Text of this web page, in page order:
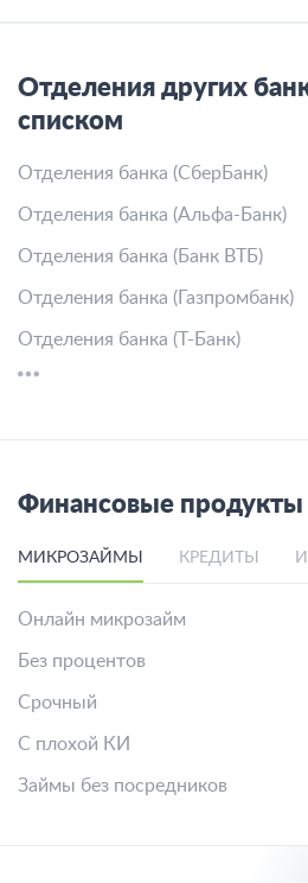
Отделения других
списком
Отделения банка (СберБанк)
Отделения банка (Альфа-Банк)
Отделения банка (Банк ВТБ)
Отделения банка (Газпромбанк)
Отделения банка (Т-Банк)
Финансовые продукты
МИКРОЗАЙМЫ КРЕДИТЫ
Онлайн микрозайм
Без процентов
Срочный
С плохой КИ
Займы без посредников